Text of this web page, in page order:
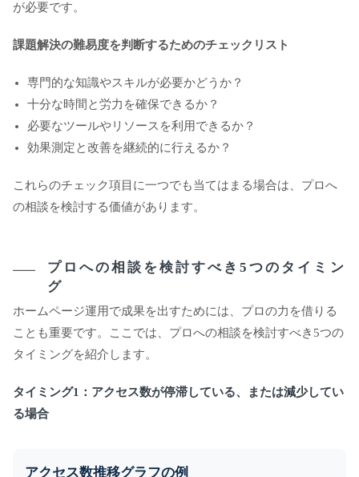
が必要です。
課題解決の難易度を判断するためのチェックリスト
専門的な知識やスキルが必要かどうか？
十分な時間と労力を確保できるか？
必要なツールやリソースを利用できるか？
効果測定と改善を継続的に行えるか？
これらのチェック項目に一つでも当てはまる場合は、プロへ
の相談を検討する価値があります。
プロへの相談を検討すべき5つのタイミン
グ
ホームページ運用で成果を出すためには、プロの力を借りる
ことも重要です。ここでは、プロへの相談を検討すべき5つの
タイミングを紹介します。
タイミング1：アクセス数が停滞している、または減少してい
る場合
アクセス数推移グラフの例